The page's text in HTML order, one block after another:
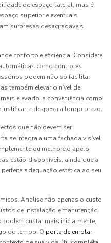
de espaço lateral, mas é
superior e eventuais
surpresas desagradáveis
conforto e eficiência. Considere
como controles
podem não só facilitar
também elevar o nível de
elevado, a conveniência como
a despesa a longo prazo.
que não devem ser
se integra a uma fachada visível
ou melhore o apelo
estão disponíveis, ainda que a
adequação estética ao seu
Analise não apenas o custo
de instalação e manutenção.
podem custar mais inicialmente,
do tempo. O porta de enrolar